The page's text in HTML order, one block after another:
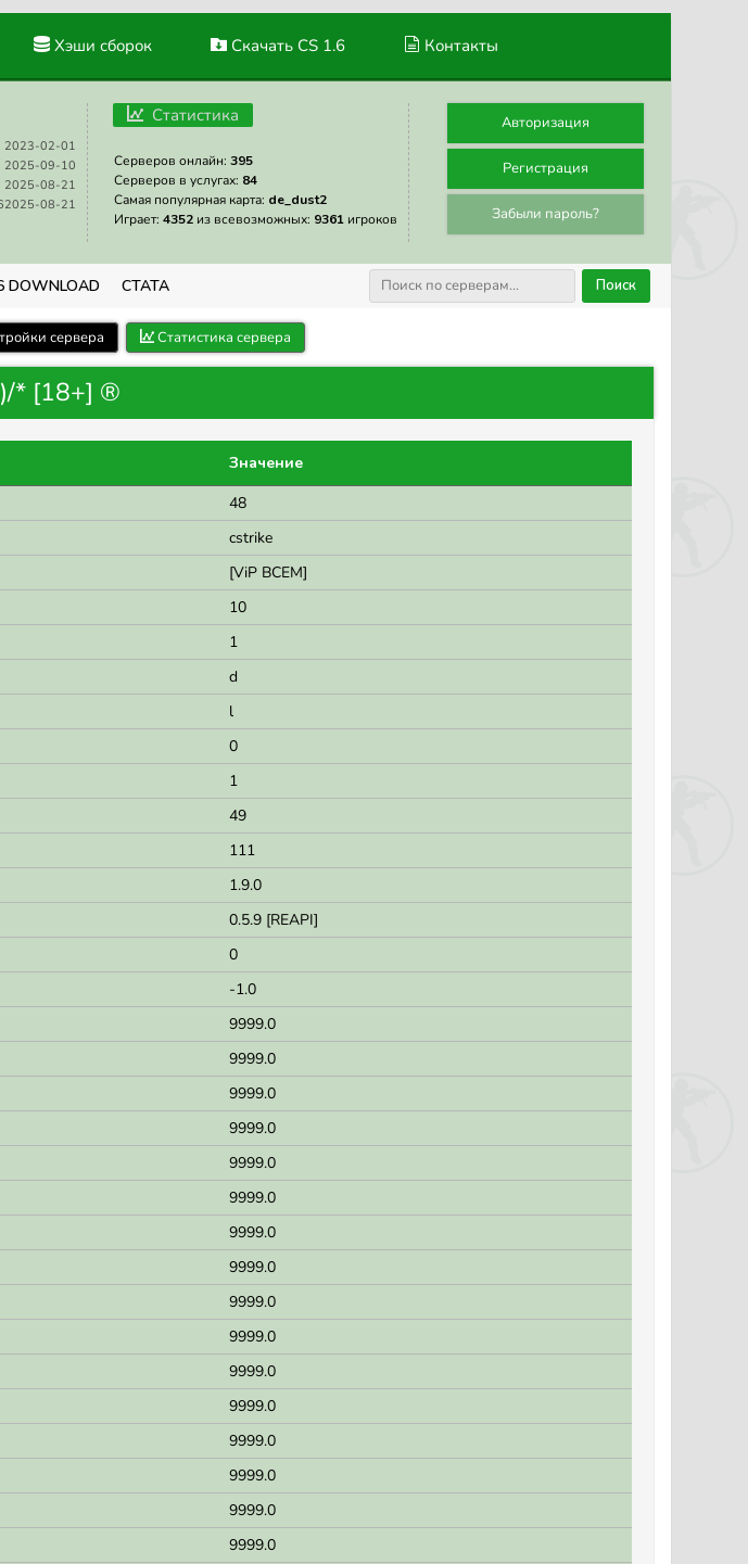
Хэши сборок Скачать CS 1.6 Контакты
2023-02-01
2025-09-10
2025-08-21
2025-08-21
Статистика
Серверов онлайн: 395
Серверов в услугах: 84
Самая популярная карта: de_dust2
Играет: 4352 из всевозможных: 9361 игроков
Авторизация
Регистрация
Забыли пароль?
DOWNLOAD СТАТА Поиск
сервера Статистика сервера
* [18+] ®
Значение
48
cstrike
[ViP BCEM]
10
1
d
l
0
1
49
111
1.9.0
0.5.9 [REAPI]
0
-1.0
9999.0
9999.0
9999.0
9999.0
9999.0
9999.0
9999.0
9999.0
9999.0
9999.0
9999.0
9999.0
9999.0
9999.0
9999.0
9999.0